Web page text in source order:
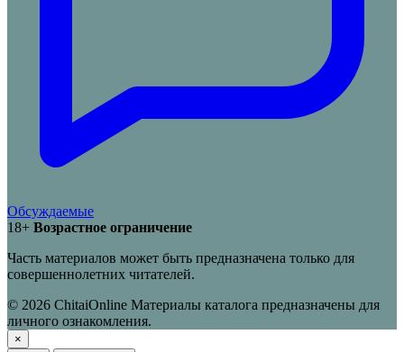
Обсуждаемые
18+ Возрастное ограничение
Часть материалов может быть предназначена только для
совершеннолетних читателей.
© 2026 ChitaiOnline Материалы каталога предназначены для
личного ознакомления.
×